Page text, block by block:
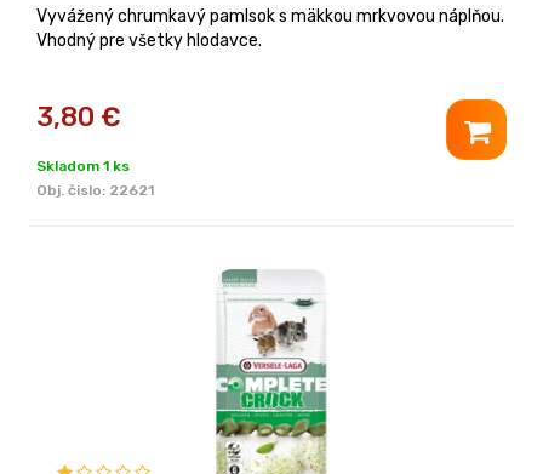
Vyvážený chrumkavý pamlsok s mäkkou mrkvovou náplňou.
Vhodný pre všetky hlodavce.
3,80 €
Skladom 1 ks
Obj. čislo: 22621